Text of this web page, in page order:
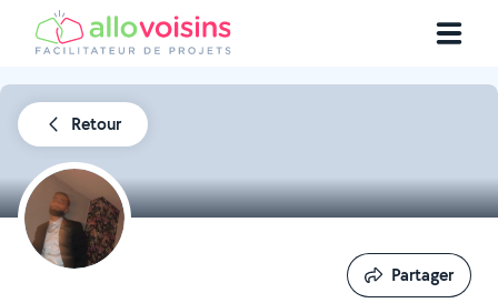
Retour
Partager
Partager